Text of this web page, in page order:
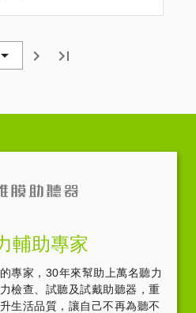
輔助專家
專家，30年來幫助上萬名聽力
檢查、試聽及試戴助聽器，重
生活品質，讓自己不再為聽不